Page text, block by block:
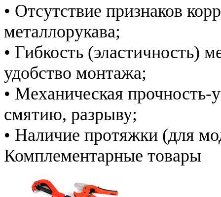
• Отсутствие признаков
металлорукава;
• Гибкость (эластичность)
удобство монтажа;
• Механическая прочность-
смятию, разрыву;
• Наличие протяжки (для
Комплементарные товары